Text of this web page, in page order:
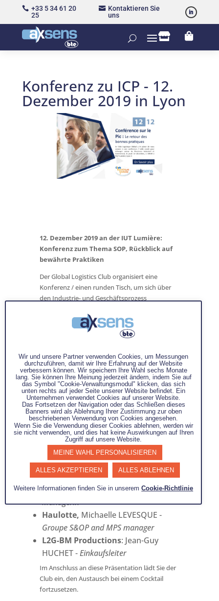
 +33 5 34 61 20
25
 Kontaktieren Sie
uns
 
Konferenz zu ICP - 12.
Dezember 2019 in Lyon
12. Dezember 2019 an der IUT Lumière:
Konferenz zum Thema SOP, Rückblick auf
bewährte Praktiken
Der Global Logistics Club organisiert eine
Konferenz / einen runden Tisch, um sich über
den Industrie- und Geschäftsprozess
Nach einer kurzen Erinnerung an den Ablauf
des SOP-Prozesses, Nach einer kurzen
werden wir die Ursachen für das Scheitern
ansprechen, auf die manche Unternehmen bei
der Umsetzung dieses Prozesses stoßen
können.
Konferenz moderiert von:
Pierre-Henri Hartmann,Axsens-Direktor für
Beratungbte
Zeugen aus der Industrie :
Poma,Jean-Christophe
CHOUVELON -Direktor Supply Chain
und Adeline JOUGLET -S&OP-
Managerin
Haulotte, Michaelle LEVESQUE -
Groupe S&OP and MPS manager
L2G-BM Productions: Jean-Guy
HUCHET -Einkaufsleiter
Im Anschluss an diese Präsentation lädt Sie der
Club ein, den Austausch bei einem Cocktail
fortzusetzen.
Wir und unsere Partner verwenden Cookies, um Messungen
durchzuführen, damit wir Ihre Erfahrung auf der Website
verbessern können. Wir speichern Ihre Wahl sechs Monate
lang. Sie können Ihre Meinung jederzeit ändern, indem Sie auf
das Symbol "Cookie-Verwaltungsmodul" klicken, das sich
unten rechts auf jeder Seite unserer Website befindet. Ein
Unternehmen verwendet Cookies auf unserer Website.
Das Fortsetzen der Navigation oder das Schließen dieses
Banners wird als Ablehnung Ihrer Zustimmung zur oben
beschriebenen Verwendung von Cookies angesehen.
Wenn Sie die Verwendung dieser Cookies ablehnen, werden wir
sie nicht verwenden, und dies hat keine Auswirkungen auf Ihren
Zugriff auf unsere Website.
MEINE WAHL PERSONALISIEREN
ALLES AKZEPTIEREN ALLES ABLEHNEN
Weitere Informationen finden Sie in unseremCookie-Richtlinie